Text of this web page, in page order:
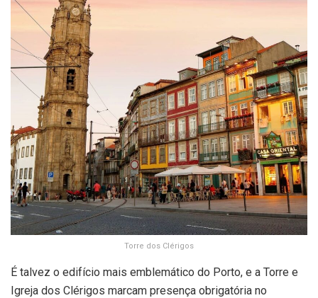
Torre dos Clérigos
É talvez o edifício mais emblemático do Porto, e a Torre e
Igreja dos Clérigos marcam presença obrigatória no